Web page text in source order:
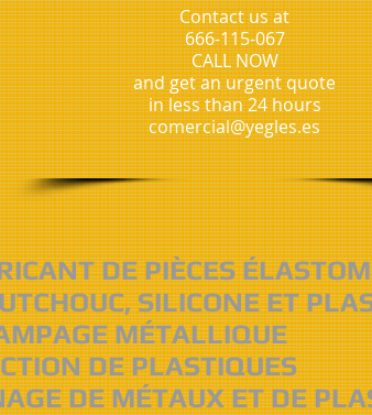
Contact us at
666-115-067
CALL NOW
and get an urgent quote
in less than 24 hours
comercial@yegles.es
DE PIÈCES
SILICONE ET
MÉTALLIQUE
DE PLASTIQUES
DE MÉTAUX ET DE